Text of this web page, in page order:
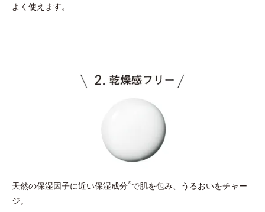
よく使えます。
天然の保湿因子に近い保湿成分*で肌を包み、うるおいをチャー
ジ。